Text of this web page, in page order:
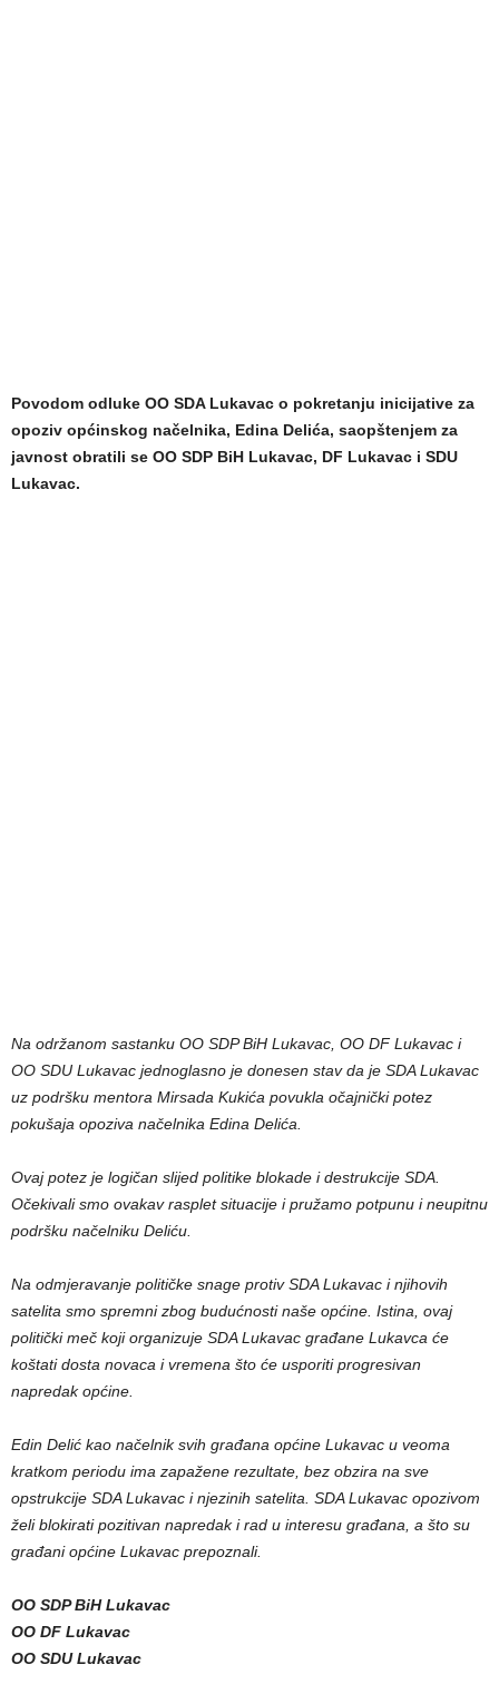
Povodom odluke OO SDA Lukavac o pokretanju inicijative za
opoziv općinskog načelnika, Edina Delića, saopštenjem za
javnost obratili se OO SDP BiH Lukavac, DF Lukavac i SDU
Lukavac.
Na održanom sastanku OO SDP BiH Lukavac, OO DF Lukavac i
OO SDU Lukavac jednoglasno je donesen stav da je SDA Lukavac
uz podršku mentora Mirsada Kukića povukla očajnički potez
pokušaja opoziva načelnika Edina Delića.
Ovaj potez je logičan slijed politike blokade i destrukcije SDA.
Očekivali smo ovakav rasplet situacije i pružamo potpunu i neupitnu
podršku načelniku Deliću.
Na odmjeravanje političke snage protiv SDA Lukavac i njihovih
satelita smo spremni zbog budućnosti naše općine. Istina, ovaj
politički meč koji organizuje SDA Lukavac građane Lukavca će
koštati dosta novaca i vremena što će usporiti progresivan
napredak općine.
Edin Delić kao načelnik svih građana općine Lukavac u veoma
kratkom periodu ima zapažene rezultate, bez obzira na sve
opstrukcije SDA Lukavac i njezinih satelita. SDA Lukavac opozivom
želi blokirati pozitivan napredak i rad u interesu građana, a što su
građani općine Lukavac prepoznali.
OO SDP BiH Lukavac
OO DF Lukavac
OO SDU Lukavac